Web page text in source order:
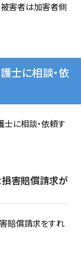
害者は加害者側
士に相談・依
士に相談・依頼す
害賠償請求が
賠償請求をすれ